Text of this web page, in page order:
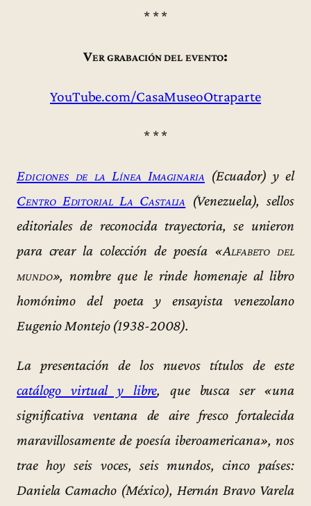
* * *
Ver grabación del evento:
YouTube.com/CasaMuseoOtraparte
* * *
Ediciones de la Línea Imaginaria (Ecuador) y el
Centro Editorial La Castalia (Venezuela), sellos
editoriales de reconocida trayectoria, se unieron
para crear la colección de poesía «Alfabeto del
mundo», nombre que le rinde homenaje al libro
homónimo del poeta y ensayista venezolano
Eugenio Montejo (1938-2008).
La presentación de los nuevos títulos de este
catálogo virtual y libre, que busca ser «una
significativa ventana de aire fresco fortalecida
maravillosamente de poesía iberoamericana», nos
trae hoy seis voces, seis mundos, cinco países:
Daniela Camacho (México), Hernán Bravo Varela